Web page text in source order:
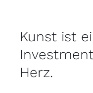
Kunst ist
Herz.